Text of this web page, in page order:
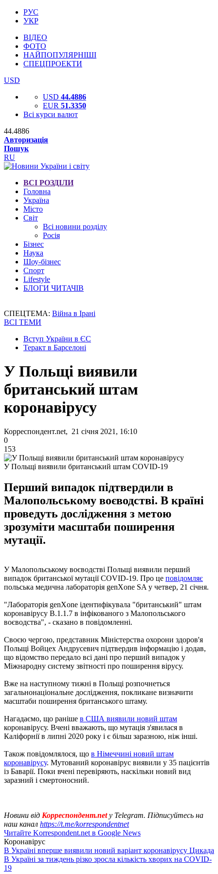
РУС
УКР
ВІДЕО
ФОТО
НАЙПОПУЛЯРНІШІ
СПЕЦПРОЕКТИ
USD
USD 44.4886
EUR 51.3350
Всі курси валют
44.4886
Авторизація
Пошук
RU
ВСІ РОЗДІЛИ
Головна
Україна
Місто
Світ
Всі новини розділу
Росія
Бізнес
Наука
Шоу-бізнес
Спорт
Lifestyle
БЛОГИ ЧИТАЧІВ
СПЕЦТЕМА: Війна в Ірані
ВСІ ТЕМИ
Вступ України в ЄС
Теракт в Барселоні
У Польщі виявили
британський штам
коронавірусу
Корреспондент.net, 21 січня 2021, 16:10
0
153
У Польщі виявили британський штам COVID-19
Перший випадок підтвердили в
Малопольському воєводстві. В країні
проведуть дослідження з метою
зрозуміти масштаби поширення
мутації.
У Малопольському воєводстві Польщі виявили перший
випадок британської мутації COVID-19. Про це повідомляє
польська медична лабораторія genXone SA у четвер, 21 січня.
"Лабораторія genXone ідентифікувала "британський" штам
коронавірусу B.1.1.7 в інфікованого з Малопольського
воєводства", - сказано в повідомленні.
Своєю чергою, представник Міністерства охорони здоров'я
Польщі Войцех Андрусевич підтвердив інформацію і додав,
що відомство передало всі дані про перший випадок у
Міжнародну систему звітності про поширення вірусу.
Вже на наступному тижні в Польщі розпочнеться
загальнонаціональне дослідження, покликане визначити
масштаби поширення британського штаму.
Нагадаємо, що раніше в США виявили новий штам
коронавірусу. Вчені вважають, що мутація з'явилася в
Каліфорнії в липні 2020 року і є більш заразною, ніж інші.
Також повідомлялося, що в Німеччині новий штам
коронавірусу. Мутований коронавірус виявили у 35 пацієнтів
із Баварії. Поки вчені перевіряють, наскільки новий вид
заразний і смертоносний.
Новини від Корреспондент.netу Telegram. Підписуйтесь на
наш канал https://t.me/korrespondentnet
Читайте Korrespondent.net в Google News
Коронавірус
В Україні вперше виявили новий варіант коронавірусу Цикада
В Україні за тиждень різко зросла кількість хворих на COVID-
19